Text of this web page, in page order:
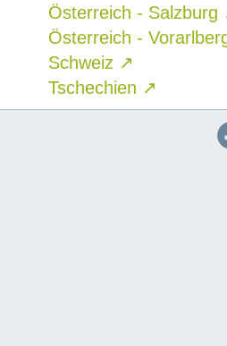
Österreich - Salzburg
Österreich -
Schweiz ↗
Tschechien ↗